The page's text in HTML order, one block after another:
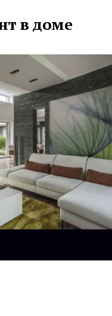
в доме